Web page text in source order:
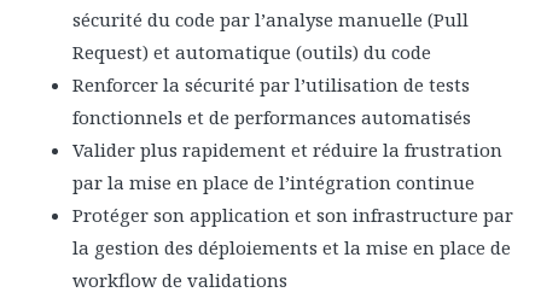
sécurité du code par l’analyse manuelle (Pull
Request) et automatique (outils) du code
Renforcer la sécurité par l’utilisation de tests
fonctionnels et de performances automatisés
Valider plus rapidement et réduire la frustration
par la mise en place de l’intégration continue
Protéger son application et son infrastructure par
la gestion des déploiements et la mise en place de
workflow de validations